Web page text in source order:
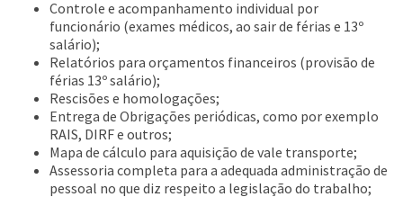
Controle e acompanhamento individual por
funcionário (exames médicos, ao sair de férias e 13º
salário);
Relatórios para orçamentos financeiros (provisão de
férias 13º salário);
Rescisões e homologações;
Entrega de Obrigações periódicas, como por exemplo
RAIS, DIRF e outros;
Mapa de cálculo para aquisição de vale transporte;
Assessoria completa para a adequada administração de
pessoal no que diz respeito a legislação do trabalho;